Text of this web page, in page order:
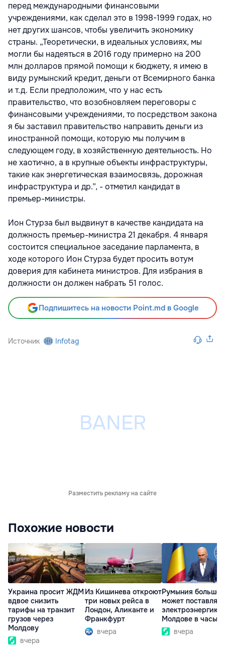
перед международными финансовыми
учреждениями, как сделал это в 1998-1999 годах, но
нет других шансов, чтобы увеличить экономику
страны. „Теоретически, в идеальных условиях, мы
могли бы надеяться в 2016 году примерно на 200
млн долларов прямой помощи к бюджету, я имею в
виду румынский кредит, деньги от Всемирного банка
и т.д. Если предположим, что у нас есть
правительство, что возобновляем переговоры с
финансовыми учреждениями, то посредством закона
я бы заставил правительство направить деньги из
иностранной помощи, которую мы получим в
следующем году, в хозяйственную деятельность. Но
не хаотично, а в крупные объекты инфраструктуры,
такие как энергетическая взаимосвязь, дорожная
инфраструктура и др.”, - отметил кандидат в
премьер-министры.
Ион Стурза был выдвинут в качестве кандидата на
должность премьер-министра 21 декабря. 4 января
состоится специальное заседание парламента, в
ходе которого Ион Стурза будет просить вотум
доверия для кабинета министров. Для избрания в
должности он должен набрать 51 голос.
Подпишитесь на новости Point.md в Google
Источник Infotag
Разместить рекламу на сайте
Похожие новости
Украина просит ЖДМ
вдвое снизить
тарифы на транзит
грузов через
Молдову
вчера
Из Кишинева откроют
три новых рейса в
Лондон, Аликанте и
Франкфурт
вчера
Румыния больше
может поставлять
электроэнергию
Молдове в часы
вчера